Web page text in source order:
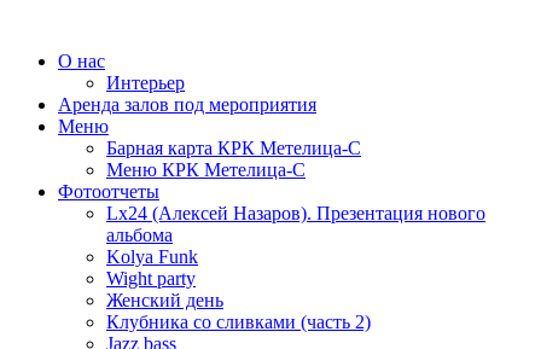
О нас
Интерьер
Аренда залов под мероприятия
Меню
Барная карта КРК Метелица-С
Меню КРК Метелица-С
Фотоотчеты
Lx24 (Алексей Назаров). Презентация нового
альбома
Kolya Funk
Wight party
Женский день
Клубника со сливками (часть 2)
Jazz bass